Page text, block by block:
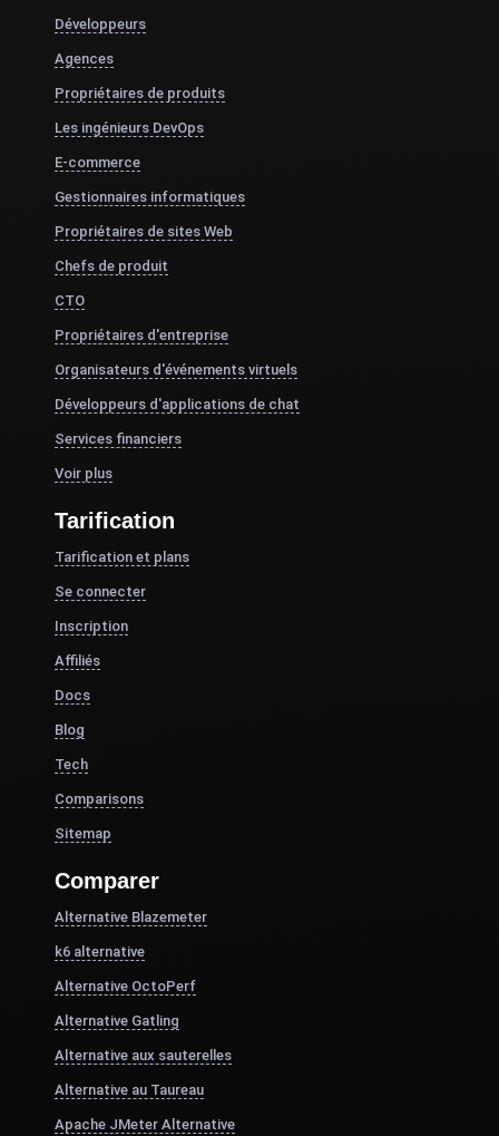
Développeurs
Agences
Propriétaires de produits
Les ingénieurs DevOps
E-commerce
Gestionnaires informatiques
Propriétaires de sites Web
Chefs de produit
CTO
Propriétaires d'entreprise
Organisateurs d'événements virtuels
Développeurs d'applications de chat
Services financiers
Voir plus
Tarification
Tarification et plans
Se connecter
Inscription
Affiliés
Docs
Blog
Tech
Comparisons
Sitemap
Comparer
Alternative Blazemeter
k6 alternative
Alternative OctoPerf
Alternative Gatling
Alternative aux sauterelles
Alternative au Taureau
Apache JMeter Alternative